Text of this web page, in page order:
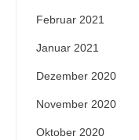
Februar 2021
Januar 2021
Dezember 2020
November 2020
Oktober 2020